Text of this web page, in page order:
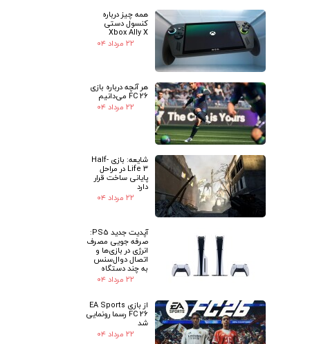
همه چیز درباره
کنسول دستی
Xbox Ally X
۲۲ مرداد ۰۴
هر آنچه درباره بازی
FC 26 می‌دانیم
۲۲ مرداد ۰۴
شایعه: بازی Half-
Life 3 در مراحل
پایانی ساخت قرار
دارد
۲۲ مرداد ۰۴
آپدیت جدید PS5:
صرفه جویی مصرف
انرژی در بازی‌ها و
اتصال دوال‌سنس
به چند دستگاه
۲۲ مرداد ۰۴
از بازی EA Sports
FC 26 رسما رونمایی
شد
۲۲ مرداد ۰۴